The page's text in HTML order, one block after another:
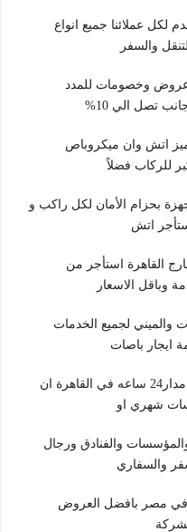
لكل عملائنا جميع انواع
والسفر
عروض وخصومات للمدد
تصل الي 10%
اتش وان ميكروباص
للركاب فضلاً
بحزام الأمان لكل راكب و
اتش
القاهرة استأجر من
وباقل الاسعار
والميني لجميع الخدمات
ايجار باصات
لذلك وميكروباصات في القاهرة علي مدار24 ساعه في القاهرة ان
شهري او
والفنادق ورجال
والسفاري
في مصر بافضل العروض